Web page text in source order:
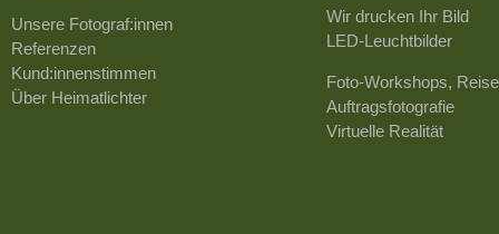
Unsere Fotograf:innen
Referenzen
Kund:innenstimmen
Über Heimatlichter
Wir drucken Ihr Bild
LED-Leuchtbilder
Foto-Workshops,
Auftragsfotografie
Virtuelle Realität